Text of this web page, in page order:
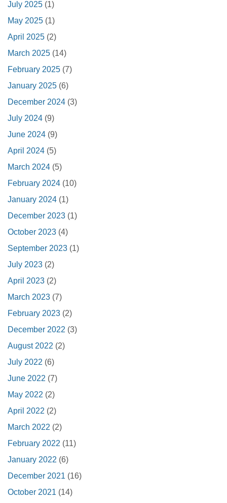
July 2025 (1)
May 2025 (1)
April 2025 (2)
March 2025 (14)
February 2025 (7)
January 2025 (6)
December 2024 (3)
July 2024 (9)
June 2024 (9)
April 2024 (5)
March 2024 (5)
February 2024 (10)
January 2024 (1)
December 2023 (1)
October 2023 (4)
September 2023 (1)
July 2023 (2)
April 2023 (2)
March 2023 (7)
February 2023 (2)
December 2022 (3)
August 2022 (2)
July 2022 (6)
June 2022 (7)
May 2022 (2)
April 2022 (2)
March 2022 (2)
February 2022 (11)
January 2022 (6)
December 2021 (16)
October 2021 (14)